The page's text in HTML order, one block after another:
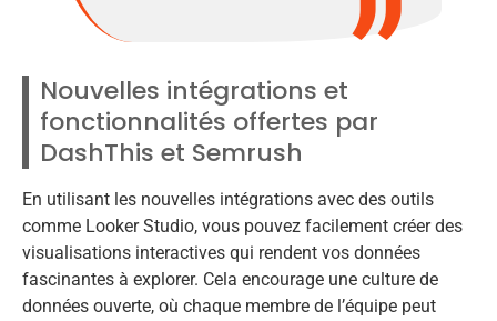
Nouvelles intégrations et
fonctionnalités offertes par
DashThis et Semrush
En utilisant les nouvelles intégrations avec des outils
comme Looker Studio, vous pouvez facilement créer des
visualisations interactives qui rendent vos données
fascinantes à explorer. Cela encourage une culture de
données ouverte, où chaque membre de l’équipe peut